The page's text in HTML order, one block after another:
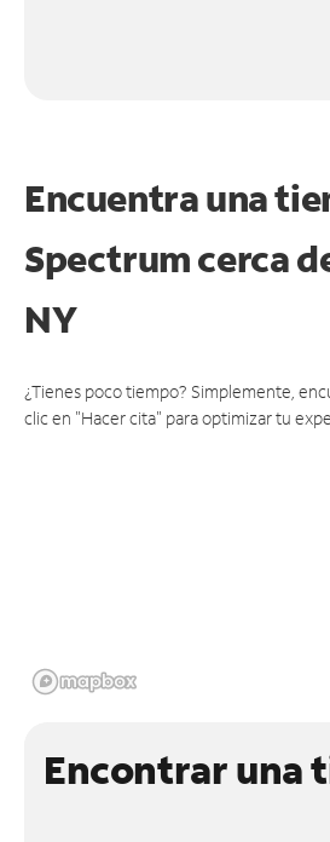
Encuentra una
Spectrumcerca
NY
¿Tienes poco tiempo? Simplemente,
clic en "Hacer cita" para optimizar tu
Encontrar una